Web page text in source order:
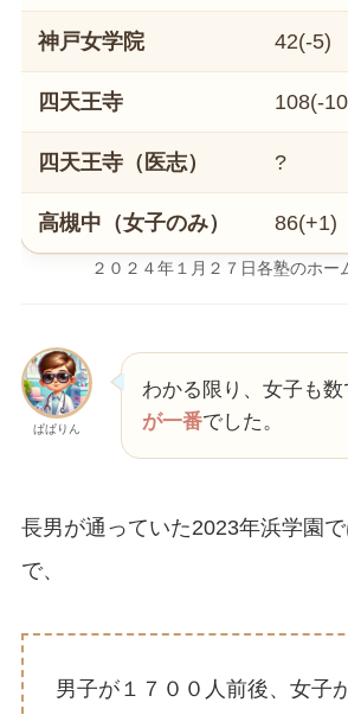
神戸女学院 42(-5)
四天王寺 108(-
四天王寺（医志） ?
高槻中（女子のみ） 86(+1)
２０２４年１月２７日各塾のホー
ぱぱりん
わかる限り、女子も数
が一番でした。
長男が通っていた2023年浜学園
で、
男子が１７００人前後、女子